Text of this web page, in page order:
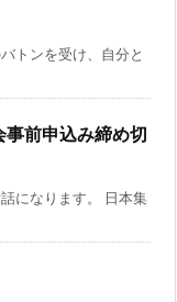
トンを受け、自分と
前申込み締め切
になります。 日本集